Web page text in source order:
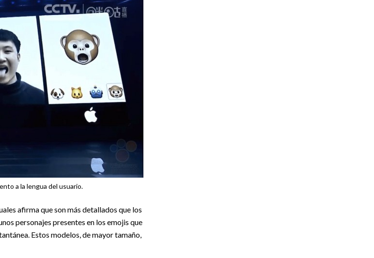
a la lengua del usuario.
afirma que son más detallados que los
personajes presentes en los emojis que
Estos modelos, de mayor tamaño,